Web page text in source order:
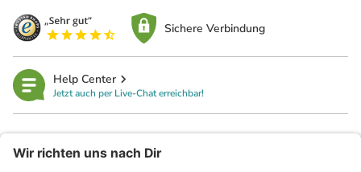
Sichere Verbindung
Help Center
Jetzt auch per Live-Chat erreichbar!